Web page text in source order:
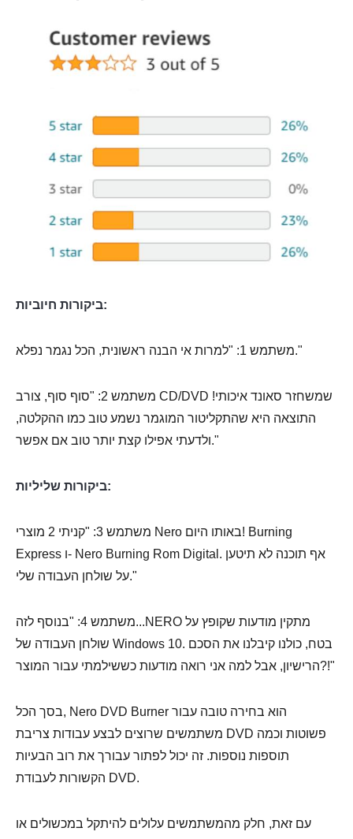
ביקורות חיוביות:
משתמש 1: "למרות אי הבנה ראשונית, הכל נגמר נפלא."
משתמש 2: "סוף סוף, צורב CD/DVD שמשחזר סאונד איכותי!
התוצאה היא שהתקליטור המוגמר נשמע טוב כמו ההקלטה,
ולדעתי אפילו קצת יותר טוב אם אפשר."
ביקורות שליליות:
משתמש 3: "קניתי 2 מוצרי Nero באותו היום! Burning
Express ו- Nero Burning Rom Digital. אף תוכנה לא תיטען
על שולחן העבודה שלי."
משתמש 4: "בנוסף לזה...NERO מתקין מודעות שקופץ על
שולחן העבודה של Windows 10. בטח, כולנו קיבלנו את הסכם
הרישיון, אבל למה אני רואה מודעות כששילמתי עבור המוצר?!"
בסך הכל, Nero DVD Burner הוא בחירה טובה עבור
משתמשים שרוצים לבצע עבודות צריבת DVD פשוטות וכמה
תוספות נוספות. זה יכול לפתור עבורך את רוב הבעיות
הקשורות לעבודת DVD.
עם זאת, חלק מהמשתמשים עלולים להיתקל במכשולים או